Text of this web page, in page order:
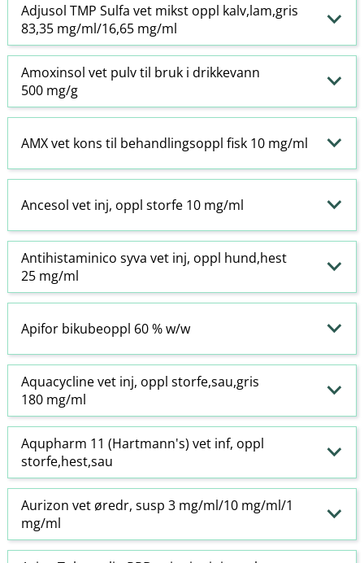
Adjusol TMP Sulfa vet mikst oppl kalv,lam,gris
83,35 mg/ml/16,65 mg/ml
Amoxinsol vet pulv til bruk i drikkevann
500 mg/g
AMX vet kons til behandlingsoppl fisk 10 mg/ml
Ancesol vet inj, oppl storfe 10 mg/ml
Antihistaminico syva vet inj, oppl hund,hest
25 mg/ml
Apifor bikubeoppl 60 % w​/​w
Aquacycline vet inj, oppl storfe,sau,gris
180 mg/ml
Aqupharm 11 (Hartmann's) vet inf, oppl
storfe,hest,sau
Aurizon vet øredr, susp 3 mg/ml/10 mg/ml/1
mg/ml